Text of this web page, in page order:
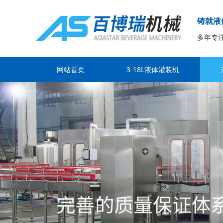
铸就
多年专
网站首页 3-18L液体灌装机